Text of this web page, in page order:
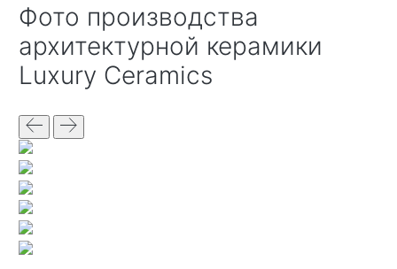
Фото производства
архитектурной керамики
Luxury Ceramics